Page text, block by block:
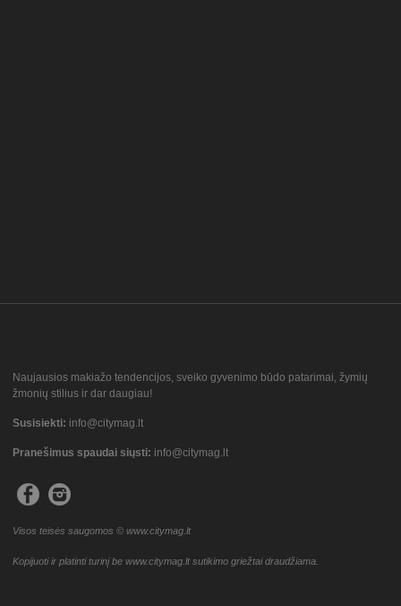
Naujausios makiažo tendencijos, sveiko gyvenimo būdo patarimai, žymių
žmonių stilius ir dar daugiau!
Susisiekti: info@citymag.lt
Pranešimus spaudai siųsti: info@citymag.lt
Visos teisės saugomos © www.citymag.lt
Kopijuoti ir platinti turinį be www.citymag.lt sutikimo griežtai draudžiama.